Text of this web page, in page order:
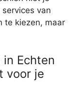
van
te kiezen, maar
Echten
voor je